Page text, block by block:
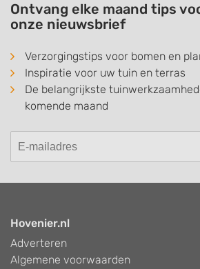
Ontvang elke maand tips
onze nieuwsbrief
Verzorgingstips voor bomen en
Inspiratie voor uw tuin en terras
De belangrijkste
komende maand
Hovenier.nl
Adverteren
Algemene voorwaarden